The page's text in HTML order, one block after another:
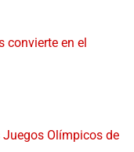
convierte en el
Olímpicos de